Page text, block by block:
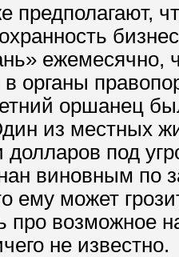
предполагают,
органы
оршанец
из местных
долларов под
виновным по
ему может
про возможное
не известно.